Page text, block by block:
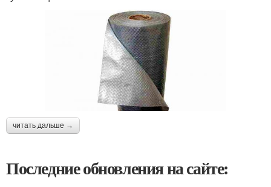
читать дальше →
Последние обновления на сайте: